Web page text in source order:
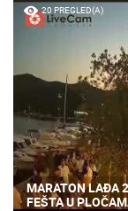
20 PREGLED(A)
MARATON LAĐA
FEŠTA U